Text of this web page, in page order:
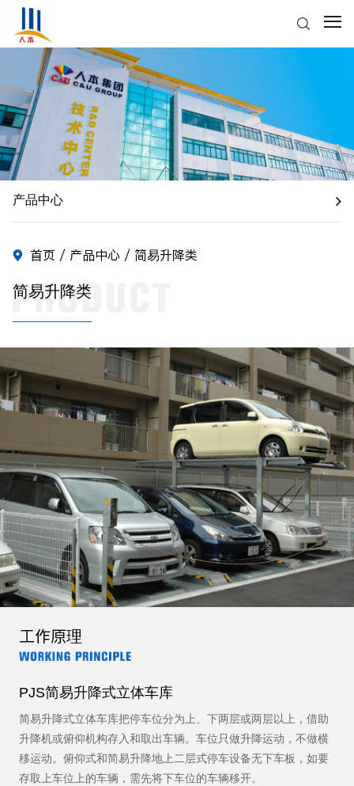
产品中心
首页 / 产品中心 / 简易升降类
简易升降类
工作原理
PJS简易升降式立体车库
简易升降式立体车库把停车位分为上、下两层或两层以上，借助
升降机或俯仰机构存入和取出车辆。车位只做升降运动，不做横
移运动。俯仰式和简易升降地上二层式停车设备无下车板，如要
存取上车位上的车辆，需先将下车位的车辆移开。